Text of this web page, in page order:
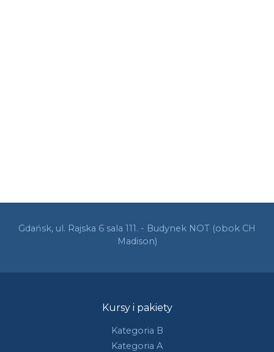
Gdańsk, ul. Rajska 6 sala 111. - Budynek NOT (obok CH
Madison)
Kursy i pakiety
Kategoria B
Kategoria A